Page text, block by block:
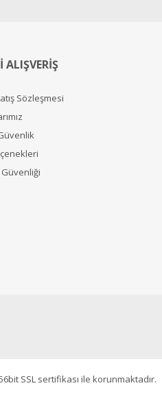
ALIŞVERİŞ
Sözleşmesi
Güvenliği
SSL sertifikası ile korunmaktadır.